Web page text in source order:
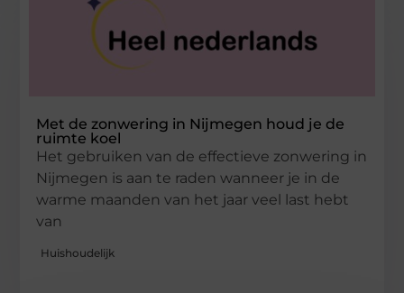
Met de zonwering in Nijmegen houd je de
ruimte koel
Het gebruiken van de effectieve zonwering in
Nijmegen is aan te raden wanneer je in de
warme maanden van het jaar veel last hebt
van
Huishoudelijk